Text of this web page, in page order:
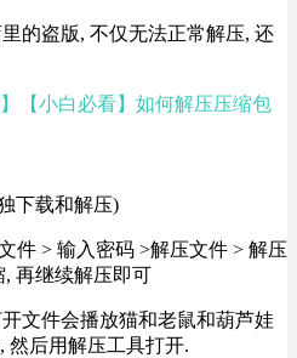
的盗版, 不仅无法正常解压, 还
】【小白必看】如何解压压缩包
下载和解压)
件 > 输入密码 >解压文件 > 解压
, 再继续解压即可
文件会播放猫和老鼠和葫芦娃
然后用解压工具打开.